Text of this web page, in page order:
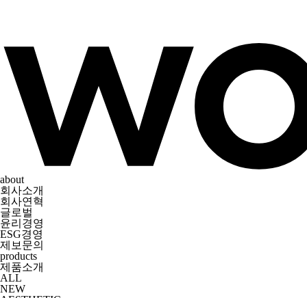
about
회사소개
회사연혁
글로벌
윤리경영
ESG경영
제보문의
products
제품소개
ALL
NEW